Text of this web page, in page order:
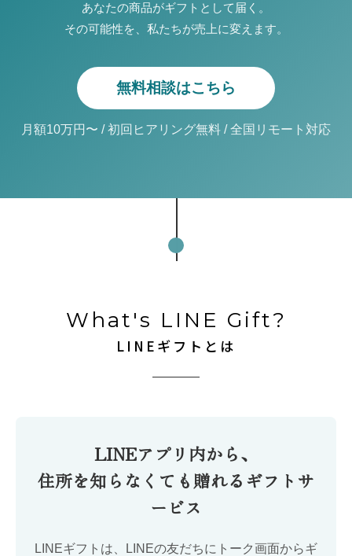
あなたの商品がギフトとして届く。
その可能性を、私たちが売上に変えます。
無料相談はこちら
月額10万円〜 / 初回ヒアリング無料 / 全国リモート対応
What's LINE Gift?
LINEギフトとは
LINEアプリ内から、
住所を知らなくても贈れるギフトサ
ービス
LINEギフトは、LINEの友だちにトーク画面からギ